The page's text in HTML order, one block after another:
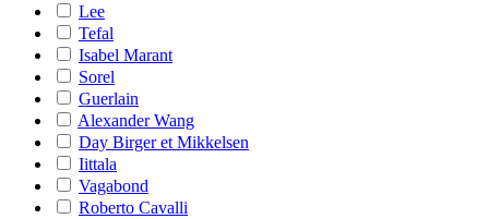
Lee
Tefal
Isabel Marant
Sorel
Guerlain
Alexander Wang
Day Birger et Mikkelsen
Iittala
Vagabond
Roberto Cavalli